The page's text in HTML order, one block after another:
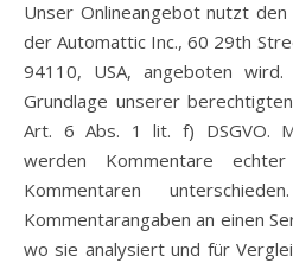
Unser Onlineangebot nutzt den
der Automattic Inc., 60 29th
94110, USA, angeboten
Grundlage unserer
Art. 6 Abs. 1 lit. f) DSGVO.
werden Kommentare
Kommentaren
Kommentarangaben an einen
wo sie analysiert und für